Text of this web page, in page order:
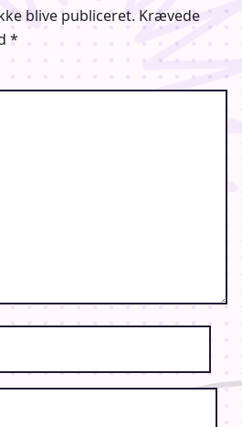
blive publiceret. Krævede
*